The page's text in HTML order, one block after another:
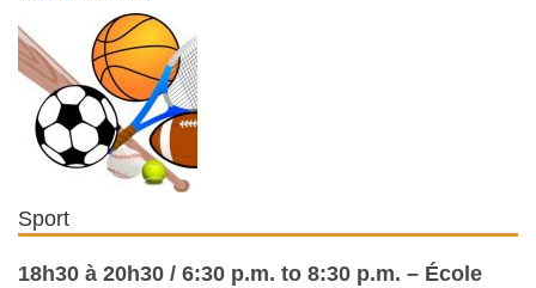
Sport
18h30 à 20h30 / 6:30 p.m. to 8:30 p.m. – École